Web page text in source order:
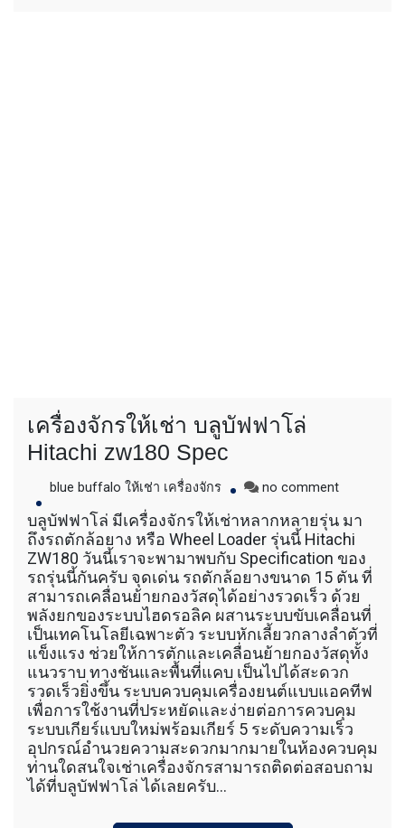
เครื่องจักรให้เช่า บลูบัฟฟาโล่
Hitachi zw180 Spec
blue buffalo ให้เช่า เครื่องจักร no commenton
ให้
เช่า
บ
ลูบั
ฟฟา
โล่
Hitachi
zw180
Spec
บลูบัฟฟาโล่ มีเครื่องจักรให้เช่าหลากหลายรุ่น มา
ถึงรถตักล้อยาง หรือ Wheel Loader รุ่นนี้ Hitachi
ZW180 วันนี้เราจะพามาพบกับ Specification ของ
รถรุ่นนี้กันครับ จุดเด่น รถตักล้อยางขนาด 15 ตัน ที่
สามารถเคลื่อนย้ายกองวัสดุได้อย่างรวดเร็ว ด้วย
พลังยกของระบบไฮดรอลิค ผสานระบบขับเคลื่อนที่
เป็นเทคโนโลยีเฉพาะตัว ระบบหักเลี้ยวกลางลำตัวที่
แข็งแรง ช่วยให้การตักและเคลื่อนย้ายกองวัสดุทั้ง
แนวราบ ทางชันและพื้นที่แคบ เป็นไปได้สะดวก
รวดเร็วยิ่งขึ้น ระบบควบคุมเครื่องยนต์แบบแอคทีฟ
เพื่อการใช้งานที่ประหยัดและง่ายต่อการควบคุม
ระบบเกียร์แบบใหม่พร้อมเกียร์ 5 ระดับความเร็ว
อุปกรณ์อำนวยความสะดวกมากมายในห้องควบคุม
ท่านใดสนใจเช่าเครื่องจักรสามารถติดต่อสอบถาม
ได้ที่บลูบัฟฟาโล่ ได้เลยครับ…